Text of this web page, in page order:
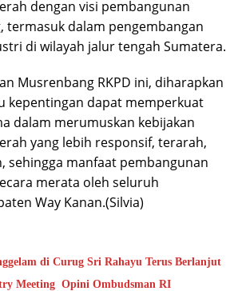
dengan visi pembangunan
termasuk dalam pengembangan
di wilayah jalur tengah Sumatera.
Musrenbang RKPD ini, diharapkan
kepentingan dapat memperkuat
dalam merumuskan kebijakan
yang lebih responsif, terarah,
sehingga manfaat pembangunan
merata oleh seluruh
Way Kanan.(Silvia)
Pencarian Korban Tenggelam di Curug Sri Rahayu Terus Berlanjut
Meeting Opini Ombudsman RI